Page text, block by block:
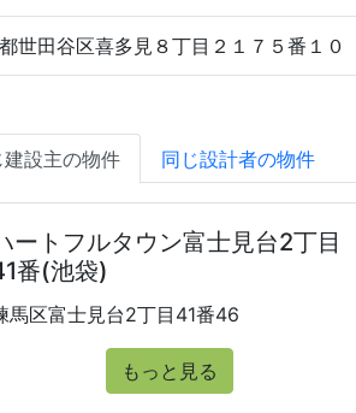
世田谷区喜多見８丁目２１７５番１０
建設主の物件 同じ設計者の物件
ートフルタウン富士見台2丁目
番(池袋)
馬区富士見台2丁目41番46
もっと見る